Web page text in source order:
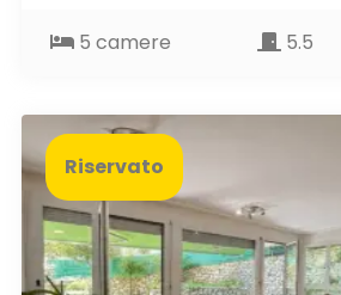
5 camere 5.5
Riservato